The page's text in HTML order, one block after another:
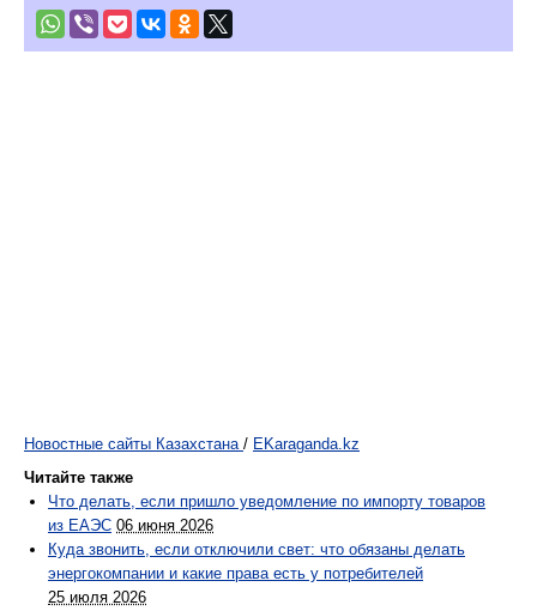
Новостные сайты Казахстана / EKaraganda.kz
Читайте также
Что делать, если пришло уведомление по импорту товаров
из ЕАЭС 06 июня 2026
Куда звонить, если отключили свет: что обязаны делать
энергокомпании и какие права есть у потребителей
25 июля 2026